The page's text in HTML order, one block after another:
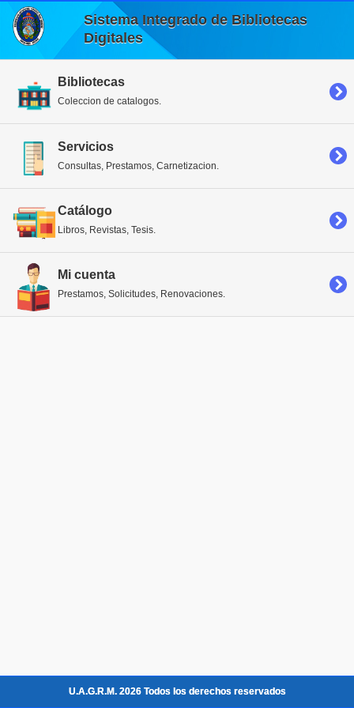
Sistema Integrado de Bibliotecas
Digitales
Bibliotecas
Coleccion de catalogos.
Servicios
Consultas, Prestamos, Carnetizacion.
Catálogo
Libros, Revistas, Tesis.
Mi cuenta
Prestamos, Solicitudes, Renovaciones.
U.A.G.R.M. 2026 Todos los derechos reservados